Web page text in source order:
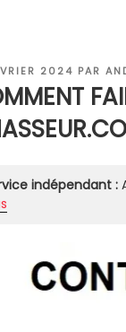
2024 PAR
indépendant :